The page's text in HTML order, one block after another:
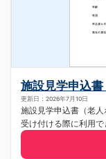
施設見学申込書
更新日：2026年7月10日
施設見学申込書（老
受け付ける際に利用